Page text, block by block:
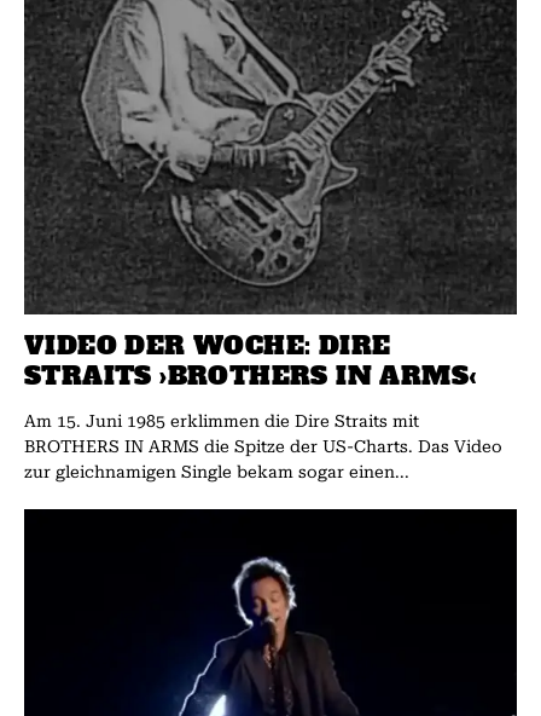
VIDEO DER WOCHE: DIRE
STRAITS ›BROTHERS IN ARMS‹
Am 15. Juni 1985 erklimmen die Dire Straits mit
BROTHERS IN ARMS die Spitze der US-Charts. Das Video
zur gleichnamigen Single bekam sogar einen...